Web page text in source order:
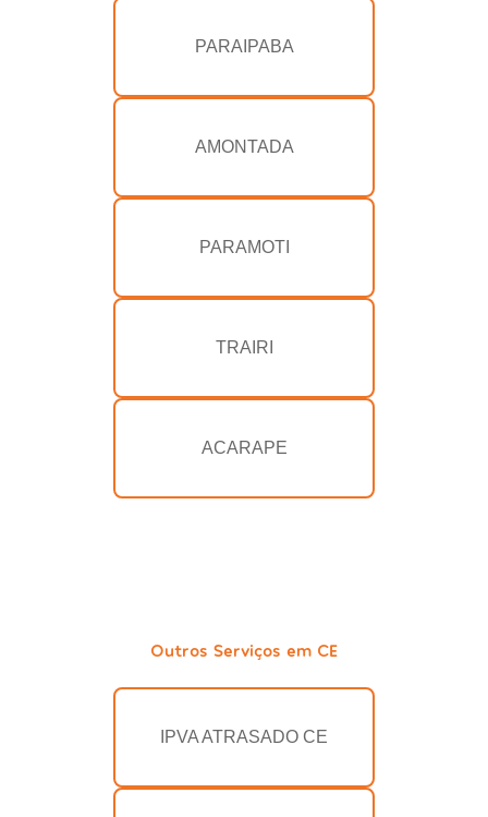
PARAIPABA
AMONTADA
PARAMOTI
TRAIRI
ACARAPE
Outros Serviços em CE
IPVA ATRASADO CE